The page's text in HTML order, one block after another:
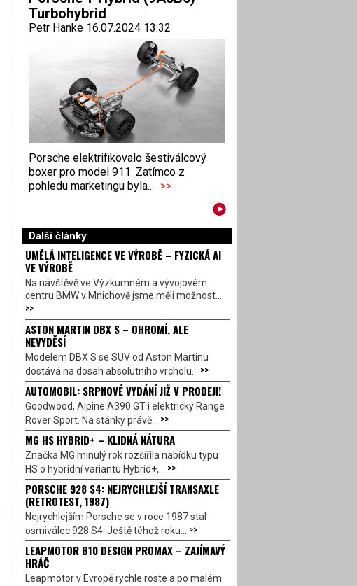
Turbohybrid
Petr Hanke 16.07.2024 13:32
Porsche elektrifikovalo šestiválcový
boxer pro model 911. Zatímco z
pohledu marketingu byla... >>
Další články
UMĚLÁ INTELIGENCE VE VÝROBĚ – FYZICKÁ AI
VE VÝROBĚ
Na návštěvě ve Výzkumném a vývojovém
centru BMW v Mnichově jsme měli možnost...
>>
ASTON MARTIN DBX S – OHROMÍ, ALE
NEVYDĚSÍ
Modelem DBX S se SUV od Aston Martinu
dostává na dosah absolutního vrcholu... >>
AUTOMOBIL: SRPNOVÉ VYDÁNÍ JIŽ V PRODEJI!
Goodwood, Alpine A390 GT i elektrický Range
Rover Sport. Na stánky právě... >>
MG HS HYBRID+ – KLIDNÁ NÁTURA
Značka MG minulý rok rozšířila nabídku typu
HS o hybridní variantu Hybrid+,... >>
PORSCHE 928 S4: NEJRYCHLEJŠÍ TRANSAXLE
(RETROTEST, 1987)
Nejrychlejším Porsche se v roce 1987 stal
osmiválec 928 S4. Ještě téhož roku... >>
LEAPMOTOR B10 DESIGN PROMAX – ZAJÍMAVÝ
HRÁČ
Leapmotor v Evropě rychle roste a po malém